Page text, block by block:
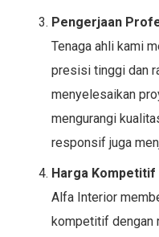
Pengerjaan
Tenaga ahli kami
presisi tinggi dan
menyelesaikan
mengurangi
responsif juga
Harga Kompetitif
Alfa Interior
kompetitif dengan